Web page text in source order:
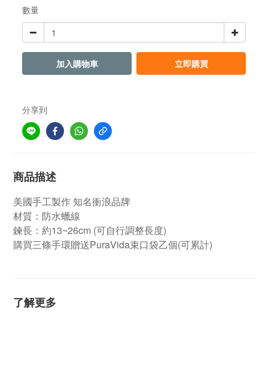
數量
加入購物車 立即購買
分享到
商品描述
美國手工製作 知名衝浪品牌
材質：防水蠟線
鍊長：約13~26cm (可自行調整長度)
購買三條手環贈送PuraVida束口袋乙個(可累計)
了解更多